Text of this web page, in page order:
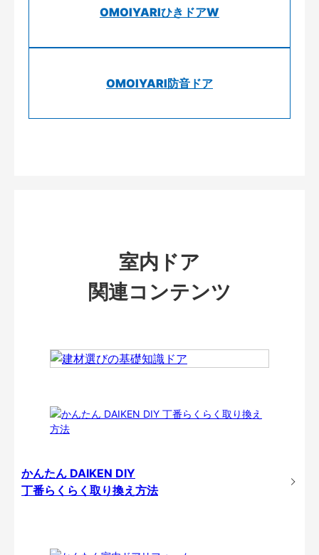
OMOIYARIひきドアW
OMOIYARI防音ドア
室内ドア
関連コンテンツ
かんたん DAIKEN DIY
丁番らくらく取り換え方法